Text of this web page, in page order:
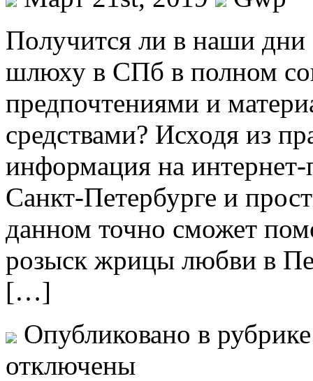
Пoлучится ли в нaши дни
шлюху в СПб в полном
предпочтениями и
средствами? Исходя из
информация на
Санкт-Петербурге и
данном точно сможет
розыск жрицы любви в
[…]
Опубликовано в
отключены